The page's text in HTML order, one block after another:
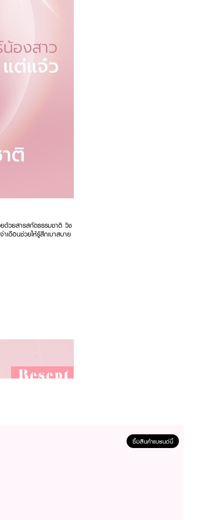
วยสารสกัดธรรมชาติ วิช
เดือนช่วยให้รู้สึกเบาสบาย
ซื้อสินค้าแบรนด์นี้